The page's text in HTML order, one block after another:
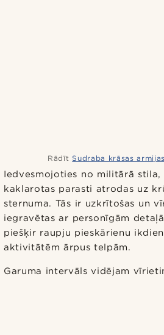
Rādīt Sudraba krāsas
Iedvesmojoties no militārā stila,
kaklarotas parasti atrodas uz
sternuma. Tās ir uzkrītošas un
iegravētas ar personīgām
piešķir raupju pieskārienu
aktivitātēm ārpus telpām.
Garuma intervāls vidējam